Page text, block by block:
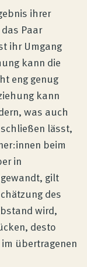
ihrer
Paar
ihr Umgang
kann die
eng genug
kann
was auch
lässt,
beim
in
gilt
des
wird,
desto
übertragenen